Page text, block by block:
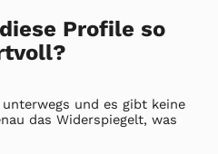
Profile so
und es gibt keine
das Widerspiegelt, was